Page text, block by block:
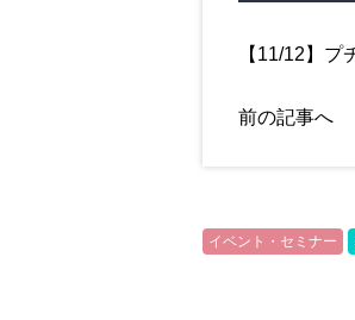
【11/12】
前の記事へ
イベント・セミナー